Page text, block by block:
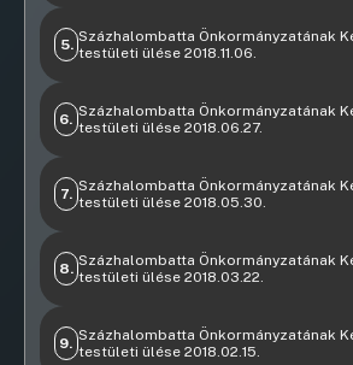
Napirendi előtt
5. Százhalombatta Önkormányzatának
testületi ülése 2018.11.06.
Napirendi előtt
6. Százhalombatta Önkormányzatának
testületi ülése 2018.06.27.
Napirendi előtt
7. Százhalombatta Önkormányzatának
testületi ülése 2018.05.30.
Javaslat a SZIKE Egyesület éves
támogatására
8. Százhalombatta Önkormányzatának
testületi ülése 2018.03.22.
Napirendi előtt
9. Százhalombatta Önkormányzatának
testületi ülése 2018.02.15.